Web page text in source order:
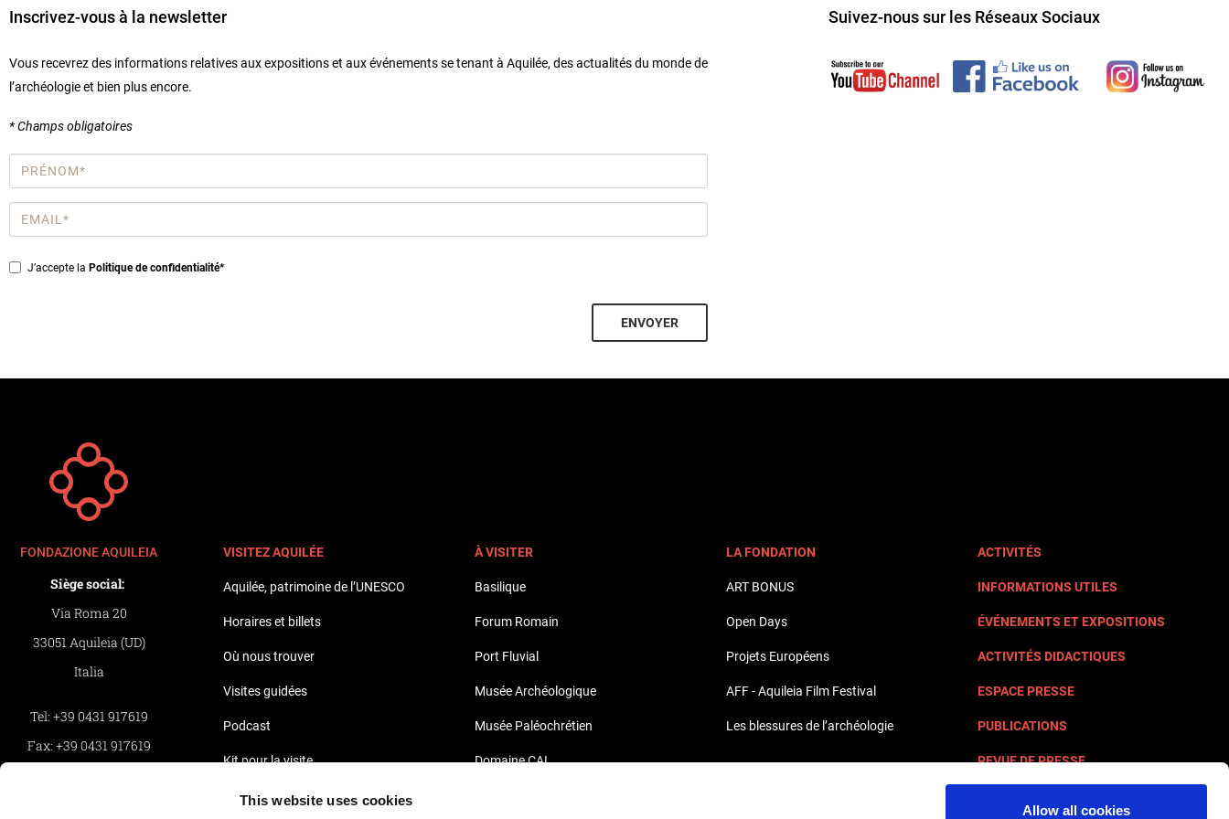
This website uses cookies
Allow all cookies
Inscrivez-vous à la newsletter
Vous recevrez des informations relatives aux expositions et aux événements se tenant à Aquilée, des actualités du monde de
l’archéologie et bien plus encore.
* Champs obligatoires
Prénom
*
Email
*
Privacy
J’accepte la Politique de confidentialité*
ENVOYER
Suivez-nous sur les Réseaux Sociaux
VISITEZ AQUILÉE
Aquilée, patrimoine de l’UNESCO
Horaires et billets
Où nous trouver
Visites guidées
Podcast
Kit pour la visite
Guide Arte.it
À VISITER
Basilique
Forum Romain
Port Fluvial
Musée Archéologique
Musée Paléochrétien
Domaine CAL
LA FONDATION
ART BONUS
Open Days
Projets Européens
AFF - Aquileia Film Festival
Les blessures de l’archéologie
ACTIVITÉS
INFORMATIONS UTILES
ÉVÉNEMENTS ET EXPOSITIONS
ACTIVITÉS DIDACTIQUES
ESPACE PRESSE
PUBLICATIONS
REVUE DE PRESSE
FONDAZIONE AQUILEIA
Siège social:
Via Roma 20
33051 Aquileia (UD)
Italia
Tel: +39 0431 917619
Fax: +39 0431 917619